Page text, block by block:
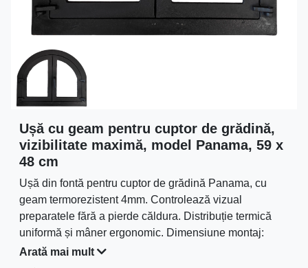
Ușă cu geam pentru cuptor de grădină,
vizibilitate maximă, model Panama, 59 x
48 cm
Ușă din fontă pentru cuptor de grădină Panama, cu
geam termorezistent 4mm. Controlează vizual
preparatele fără a pierde căldura. Distribuție termică
uniformă și mâner ergonomic. Dimensiune montaj:
50x39 cm.
Arată mai mult